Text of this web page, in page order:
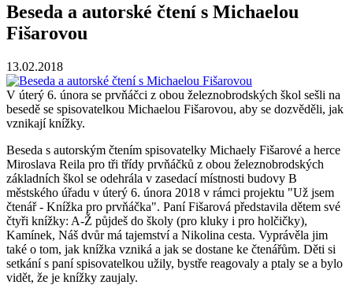
Beseda a autorské čtení s Michaelou
Fišarovou
13.02.2018
V úterý 6. února se prvňáčci z obou železnobrodských škol sešli na
besedě se spisovatelkou Michaelou Fišarovou, aby se dozvěděli, jak
vznikají knížky.
Beseda s autorským čtením spisovatelky Michaely Fišarové a herce
Miroslava Reila pro tři třídy prvňáčků z obou železnobrodských
základních škol se odehrála v zasedací místnosti budovy B
městského úřadu v úterý 6. února 2018 v rámci projektu "Už jsem
čtenář - Knížka pro prvňáčka". Paní Fišarová představila dětem své
čtyři knížky: A-Ž půjdeš do školy (pro kluky i pro holčičky),
Kamínek, Náš dvůr má tajemství a Nikolina cesta. Vyprávěla jim
také o tom, jak knížka vzniká a jak se dostane ke čtenářům. Děti si
setkání s paní spisovatelkou užily, bystře reagovaly a ptaly se a bylo
vidět, že je knížky zaujaly.